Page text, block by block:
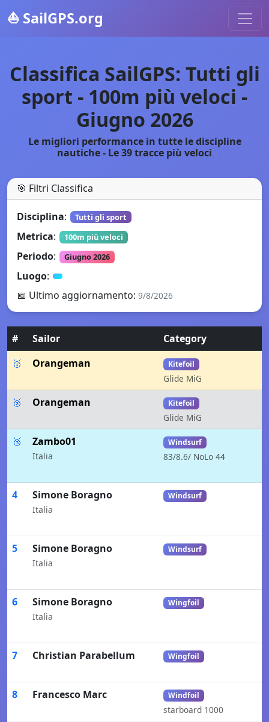
⛵ SailGPS.org
Classifica SailGPS: Tutti gli
sport - 100m più veloci -
Giugno 2026
Le migliori performance in tutte le discipline
nautiche - Le 39 tracce più veloci
🎯 Filtri Classifica
Disciplina: Tutti gli sport
Metrica: 100m più veloci
Periodo: Giugno 2026
Luogo:
📅 Ultimo aggiornamento: 9/8/2026
# Sailor Category
🥇
Orangeman Kitefoil
Glide MiG
🥈 Orangeman Kitefoil
Glide MiG
🥉 Zambo01
Italia
Windsurf
83/8.6/ NoLo 44
4 Simone Boragno
Italia
Windsurf
5 Simone Boragno
Italia
Windsurf
6 Simone Boragno
Italia
Wingfoil
7 Christian Parabellum Wingfoil
8 Francesco Marc Windfoil
starboard 1000